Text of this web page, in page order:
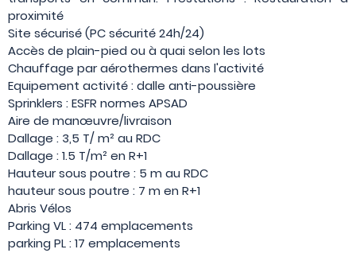
proximité
Site sécurisé (PC sécurité 24h/24)
Accès de plain-pied ou à quai selon les lots
Chauffage par aérothermes dans l'activité
Equipement activité : dalle anti-poussière
Sprinklers : ESFR normes APSAD
Aire de manœuvre/livraison
Dallage : 3,5 T/ m² au RDC
Dallage : 1.5 T/m² en R+1
Hauteur sous poutre : 5 m au RDC
hauteur sous poutre : 7 m en R+1
Abris Vélos
Parking VL : 474 emplacements
parking PL : 17 emplacements